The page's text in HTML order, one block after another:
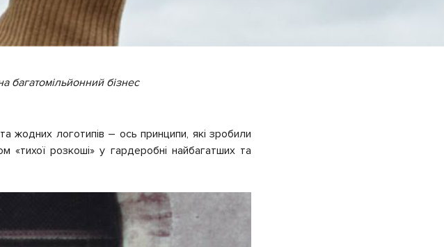
багатомільйонний бізнес
жодних логотипів – ось принципи, які зробили
«тихої розкоші» у гардеробні найбагатших та